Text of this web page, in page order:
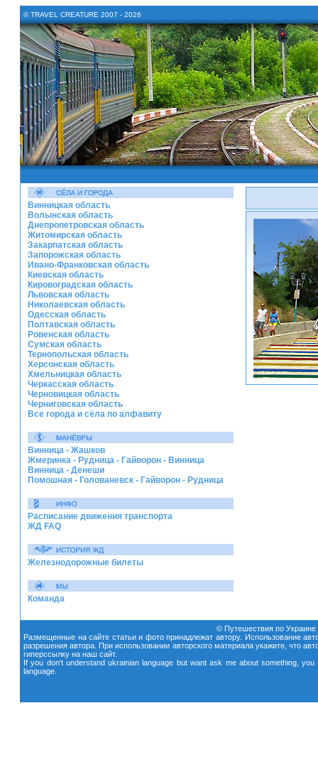
© TRAVEL CREATURE 2007 - 2026
Винницкая область
Волынская область
Днепропетровская область
Житомирская область
Закарпатская область
Запорожская область
Ивано-Франковская область
Киевская область
Кировоградская область
Львовская область
Николаевская область
Одесская область
Полтавская область
Ровенская область
Сумская область
Тернопольская область
Херсонская область
Хмельницкая область
Черкасская область
Черновицкая область
Черниговская область
Все города и сёла по алфавиту
Винница - Жашков
Жмеринка - Рудница - Гайворон - Винница
Винница - Денеши
Помошная - Голованевск - Гайворон - Рудница
Расписание движения транспорта
ЖД FAQ
Железнодорожные билеты
Команда
© Путешествия по Украине
Размещенные на сайте статьи и фото принадлежат автору. Использование
разрешения автора. При использовании авторского материала укажите, что
гиперссылку на наш сайт.
If you don't understand ukrainian language but want ask me about something,
language.